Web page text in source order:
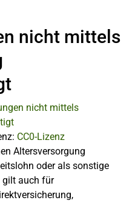
nicht mittels
CC0-Lizenz
Altersversorgung
oder als sonstige
gilt auch für